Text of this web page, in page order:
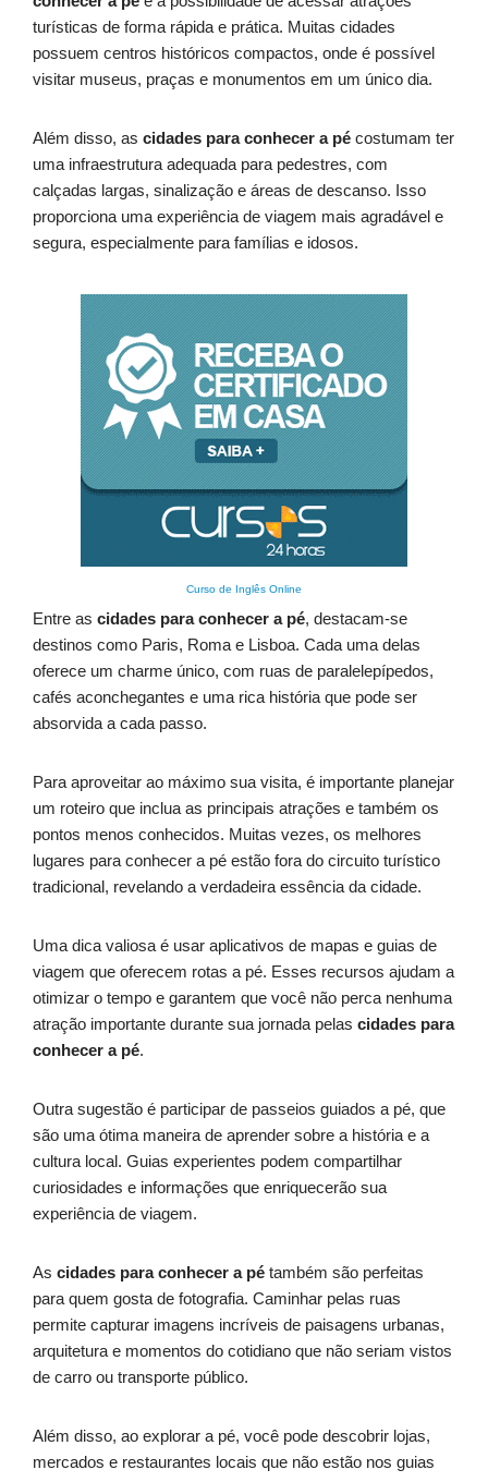
turísticas de forma rápida e prática. Muitas cidades
possuem centros históricos compactos, onde é possível
visitar museus, praças e monumentos em um único dia.
Além disso, as cidades para conhecer a pé costumam ter
uma infraestrutura adequada para pedestres, com
calçadas largas, sinalização e áreas de descanso. Isso
proporciona uma experiência de viagem mais agradável e
segura, especialmente para famílias e idosos.
Curso de Inglês Online
Entre as cidades para conhecer a pé, destacam-se
destinos como Paris, Roma e Lisboa. Cada uma delas
oferece um charme único, com ruas de paralelepípedos,
cafés aconchegantes e uma rica história que pode ser
absorvida a cada passo.
Para aproveitar ao máximo sua visita, é importante planejar
um roteiro que inclua as principais atrações e também os
pontos menos conhecidos. Muitas vezes, os melhores
lugares para conhecer a pé estão fora do circuito turístico
tradicional, revelando a verdadeira essência da cidade.
Uma dica valiosa é usar aplicativos de mapas e guias de
viagem que oferecem rotas a pé. Esses recursos ajudam a
otimizar o tempo e garantem que você não perca nenhuma
atração importante durante sua jornada pelas cidades para
conhecer a pé.
Outra sugestão é participar de passeios guiados a pé, que
são uma ótima maneira de aprender sobre a história e a
cultura local. Guias experientes podem compartilhar
curiosidades e informações que enriquecerão sua
experiência de viagem.
As cidades para conhecer a pé também são perfeitas
para quem gosta de fotografia. Caminhar pelas ruas
permite capturar imagens incríveis de paisagens urbanas,
arquitetura e momentos do cotidiano que não seriam vistos
de carro ou transporte público.
Além disso, ao explorar a pé, você pode descobrir lojas,
mercados e restaurantes locais que não estão nos guias